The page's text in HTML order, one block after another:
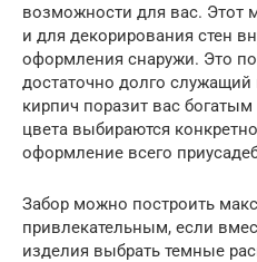
возможности для вас. Этот
и для декорирования стен
оформления снаружи. Это
достаточно долго
кирпич поразит вас
цвета выбираются
оформление всего
Забор можно построить
привлекательным, если
изделия выбрать темные